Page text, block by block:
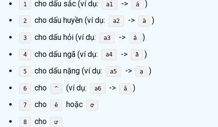
1 cho dấu sắc (ví dụ: a1 -> á )
2 cho dấu huyền (ví dụ: a2 -> à )
3 cho dấu hỏi (ví dụ: a3 -> ả )
4 cho dấu ngã (ví dụ: a4 -> ã )
5 cho dấu nặng (ví dụ: a5 -> ạ )
6 cho ^ (ví dụ: a6 -> â )
7 cho ê hoặc ơ
8 cho ư